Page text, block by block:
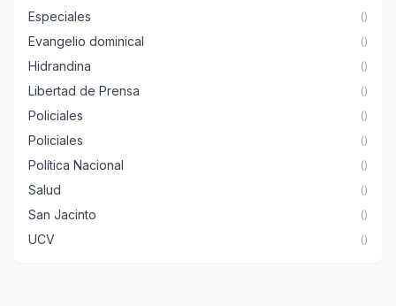
Especiales ()
Evangelio dominical ()
Hidrandina ()
Libertad de Prensa ()
Policiales ()
Policiales ()
Política Nacional ()
Salud ()
San Jacinto ()
UCV ()